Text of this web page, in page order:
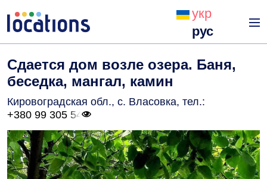
укр
рус
Сдается дом возле озера. Баня,
беседка, мангал, камин
Кировоградская обл., с. Власовка, тел.:
+380 99 305 54